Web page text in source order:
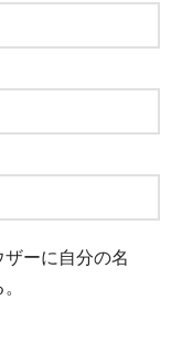
ーに自分の名